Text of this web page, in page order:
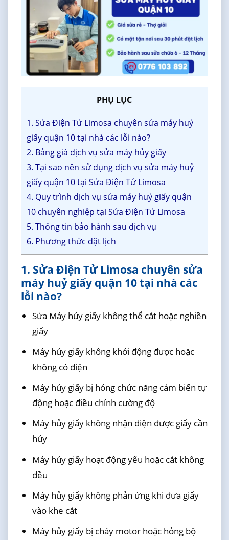
PHỤ LỤC
1. Sửa Điện Tử Limosa chuyên sửa máy huỷ
giấy quận 10 tại nhà các lỗi nào?
2. Bảng giá dịch vụ sửa máy hủy giấy
3. Tại sao nên sử dụng dịch vụ sửa máy huỷ
giấy quận 10 tại Sửa Điện Tử Limosa
4. Quy trình dịch vụ sửa máy huỷ giấy quận
10 chuyên nghiệp tại Sửa Điện Tử Limosa
5. Thông tin bảo hành sau dịch vụ
6. Phương thức đặt lịch
1. Sửa Điện Tử Limosa chuyên sửa
máy huỷ giấy quận 10 tại nhà các
lỗi nào?
Sửa Máy hủy giấy không thể cắt hoặc nghiền
giấy
Máy hủy giấy không khởi động được hoặc
không có điện
Máy hủy giấy bị hỏng chức năng cảm biến tự
động hoặc điều chỉnh cường độ
Máy hủy giấy không nhận diện được giấy cần
hủy
Máy hủy giấy hoạt động yếu hoặc cắt không
đều
Máy hủy giấy không phản ứng khi đưa giấy
vào khe cắt
Máy hủy giấy bị cháy motor hoặc hỏng bộ